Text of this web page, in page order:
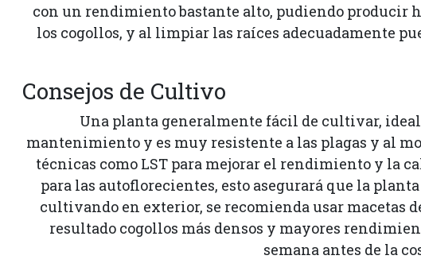
con un rendimiento bastante alto, pudiendo producir
los cogollos, y al limpiar las raíces adecuadamente
Consejos de Cultivo
Una planta generalmente fácil de cultivar,
mantenimiento y es muy resistente a las plagas y al
técnicas como LST para mejorar el rendimiento y la
para las autoflorecientes, esto asegurará que la
cultivando en exterior, se recomienda usar macetas
resultado cogollos más densos y mayores
semana antes de la